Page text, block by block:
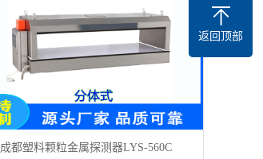
成都塑料颗粒金属探测器LYS-560C
返回顶部